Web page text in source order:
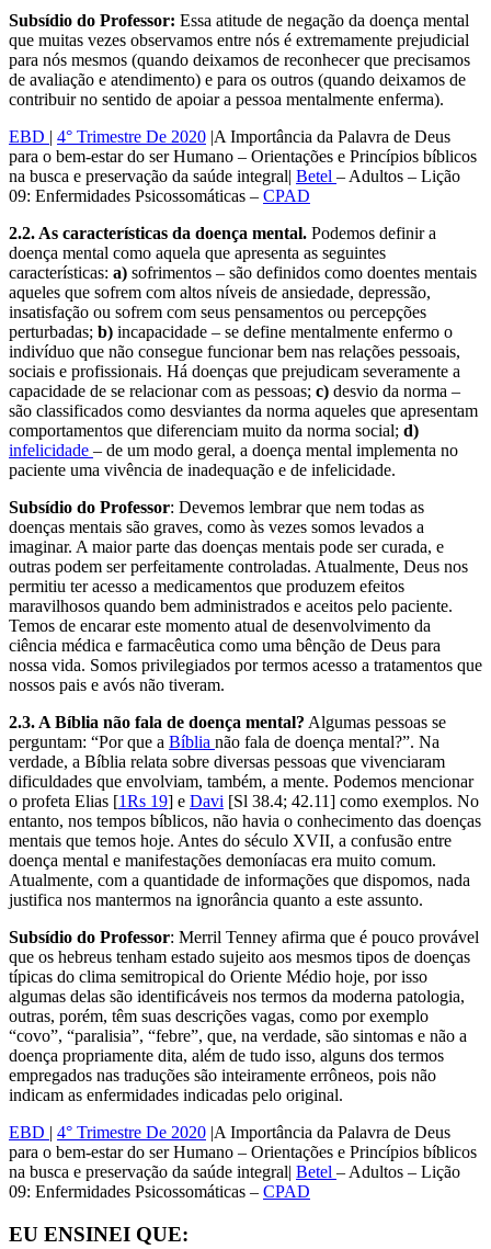
Subsídio do Professor: Essa atitude de negação da doença mental
que muitas vezes observamos entre nós é extremamente prejudicial
para nós mesmos (quando deixamos de reconhecer que precisamos
de avaliação e atendimento) e para os outros (quando deixamos de
contribuir no sentido de apoiar a pessoa mentalmente enferma).
EBD | 4° Trimestre De 2020 |A Importância da Palavra de Deus
para o bem-estar do ser Humano – Orientações e Princípios bíblicos
na busca e preservação da saúde integral| Betel – Adultos – Lição
09: Enfermidades Psicossomáticas – CPAD
2.2. As características da doença mental. Podemos definir a
doença mental como aquela que apresenta as seguintes
características: a) sofrimentos – são definidos como doentes mentais
aqueles que sofrem com altos níveis de ansiedade, depressão,
insatisfação ou sofrem com seus pensamentos ou percepções
perturbadas; b) incapacidade – se define mentalmente enfermo o
indivíduo que não consegue funcionar bem nas relações pessoais,
sociais e profissionais. Há doenças que prejudicam severamente a
capacidade de se relacionar com as pessoas; c) desvio da norma –
são classificados como desviantes da norma aqueles que apresentam
comportamentos que diferenciam muito da norma social; d)
infelicidade – de um modo geral, a doença mental implementa no
paciente uma vivência de inadequação e de infelicidade.
Subsídio do Professor: Devemos lembrar que nem todas as
doenças mentais são graves, como às vezes somos levados a
imaginar. A maior parte das doenças mentais pode ser curada, e
outras podem ser perfeitamente controladas. Atualmente, Deus nos
permitiu ter acesso a medicamentos que produzem efeitos
maravilhosos quando bem administrados e aceitos pelo paciente.
Temos de encarar este momento atual de desenvolvimento da
ciência médica e farmacêutica como uma bênção de Deus para
nossa vida. Somos privilegiados por termos acesso a tratamentos que
nossos pais e avós não tiveram.
2.3. A Bíblia não fala de doença mental? Algumas pessoas se
perguntam: “Por que a Bíblia não fala de doença mental?”. Na
verdade, a Bíblia relata sobre diversas pessoas que vivenciaram
dificuldades que envolviam, também, a mente. Podemos mencionar
o profeta Elias [1Rs 19] e Davi [Sl 38.4; 42.11] como exemplos. No
entanto, nos tempos bíblicos, não havia o conhecimento das doenças
mentais que temos hoje. Antes do século XVII, a confusão entre
doença mental e manifestações demoníacas era muito comum.
Atualmente, com a quantidade de informações que dispomos, nada
justifica nos mantermos na ignorância quanto a este assunto.
Subsídio do Professor: Merril Tenney afirma que é pouco provável
que os hebreus tenham estado sujeito aos mesmos tipos de doenças
típicas do clima semitropical do Oriente Médio hoje, por isso
algumas delas são identificáveis nos termos da moderna patologia,
outras, porém, têm suas descrições vagas, como por exemplo
“covo”, “paralisia”, “febre”, que, na verdade, são sintomas e não a
doença propriamente dita, além de tudo isso, alguns dos termos
empregados nas traduções são inteiramente errôneos, pois não
indicam as enfermidades indicadas pelo original.
EBD | 4° Trimestre De 2020 |A Importância da Palavra de Deus
para o bem-estar do ser Humano – Orientações e Princípios bíblicos
na busca e preservação da saúde integral| Betel – Adultos – Lição
09: Enfermidades Psicossomáticas – CPAD
EU ENSINEI QUE: